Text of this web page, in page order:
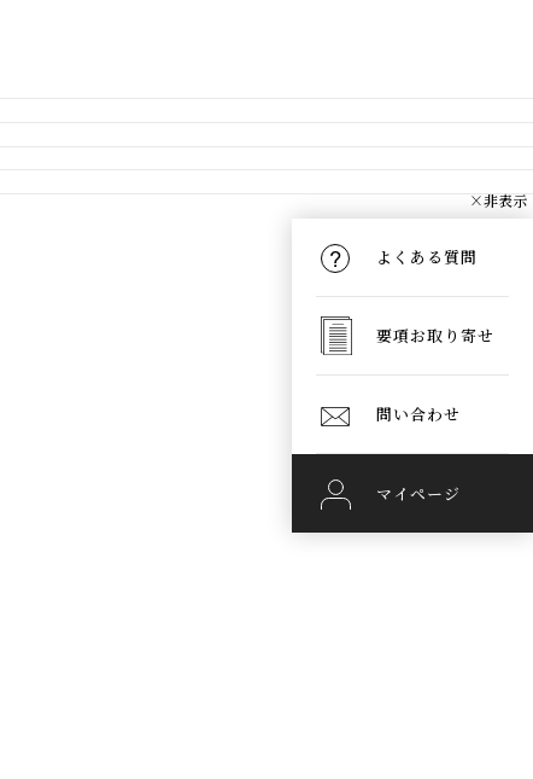
よくある質問
要項お取り寄せ
問い合わせ
マイページ
×非表示